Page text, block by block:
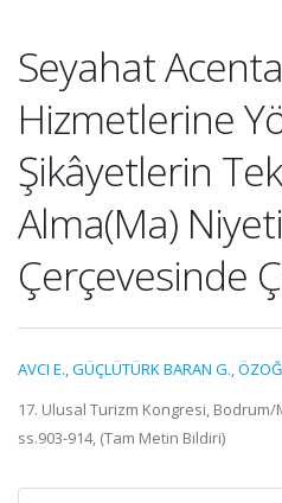
Seyahat
Hizmetlerine
Şikâyetlerin
Alma(Ma) Niyeti
Çerçevesinde
AVCI E.,GÜÇLÜTÜRK BARAN G.,
17. Ulusal Turizm Kongresi, Bodrum/
ss.903-914, (Tam Metin Bildiri)